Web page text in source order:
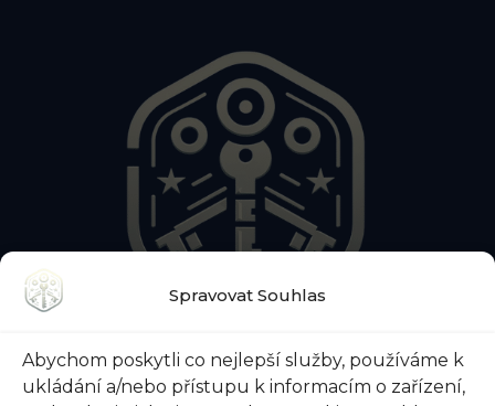
Spravovat Souhlas
Abychom poskytli co nejlepší služby, používáme k
ukládání a/nebo přístupu k informacím o zařízení,
O ZÁMEČNICKÉ POHOTOVOSTI
O ZABEZPEČENÍ DVEŘÍVŠE O TREZORECH